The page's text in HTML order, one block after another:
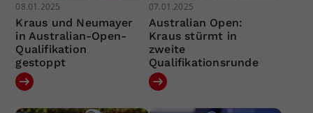
08.01.2025
Kraus und Neumayer
in Australian-Open-
Qualifikation
gestoppt
07.01.2025
Australian Open:
Kraus stürmt in
zweite
Qualifikationsrunde